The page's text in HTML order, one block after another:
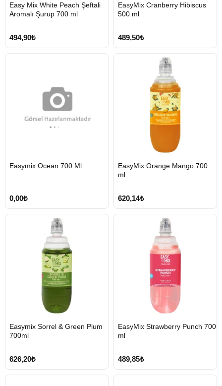
GÖNDERİ
Easy Mix White Peach Şeftali
Aromalı Şurup 700 ml
494,90₺
GÖNDERİ
EasyMix Cranberry Hibiscus
500 ml
489,50₺
Easymix Ocean 700 Ml
0,00₺
GÖNDERİ
EasyMix Orange Mango 700
ml
620,14₺
GÖNDERİ
Easymix Sorrel & Green Plum
700ml
626,20₺
GÖNDERİ
EasyMix Strawberry Punch 700
ml
489,85₺